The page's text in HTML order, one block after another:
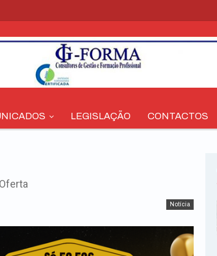
LEGISLAÇÃO CONTACTOS
Notícia